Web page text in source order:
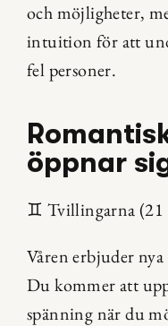
och möjligheter,
intuition för att
fel personer.
öppnar
♊️ Tvillingarna
Våren erbjuder
Du kommer att
spänning när du